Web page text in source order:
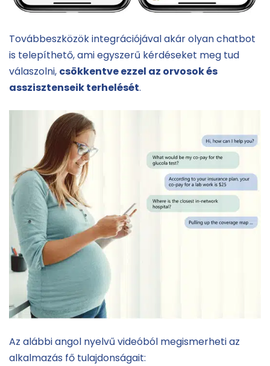
Továbbeszközök integrációjával akár olyan chatbot
is telepíthető, ami egyszerű kérdéseket meg tud
válaszolni, csökkentve ezzel az orvosok és
asszisztenseik terhelését.
Az alábbi angol nyelvű videóból megismerheti az
alkalmazás fő tulajdonságait: